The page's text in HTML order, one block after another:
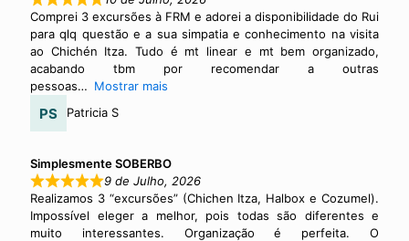
Comprei 3 excursões à FRM e adorei a disponibilidade do Rui
para qlq questão e a sua simpatia e conhecimento na visita
ao Chichén Itza. Tudo é mt linear e mt bem organizado,
acabando tbm por recomendar a outras
pessoas
Mostrar mais
Patricia S
Simplesmente SOBERBO
9 de Julho, 2026
Realizamos 3 “excursões” (Chichen Itza, Halbox e Cozumel).
Impossível eleger a melhor, pois todas são diferentes e
muito interessantes. Organização é perfeita. O